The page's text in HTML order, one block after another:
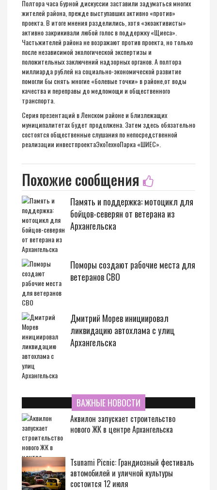
Полтора часа бурной дискуссии заставили задуматьсямногих
жителей района, прежде выступавших активно «против»
проекта. В итоге мнения разделились , хотя «экоактивисты»
активнозакрикивали любой голос в поддержку «Щиеса»
Частьжителей района не возражают против проекта , но только
после независимой экологической экспертизы и
положительных заключений надзорных органов. Аполтора
миллиарда рублей на социально-экономической развитие
помогли бы снять многие «болевыеточки» в районе,от воды
качестваи переправы до медпомощи и общественного
транспорта.
Серия презентаций в Ленском районе и близлежащих
муниципалитетах будет продолжена. Затем здесь обязательно
состоятся общественные слушания понепосредственной
реализации инвестпроектаЭкоТехноПарка«ШИЕС».
Похожие сообщения
Память и поддержка: мотоцикл для
бойцов-северян от ветерана из
Архангельска
Поморы создают рабочие места для
ветеранов СВО
Дмитрий Морев инициировал
ликвидацию автохлама с улиц
Архангельска
ВАЖНЫЕ НОВОСТИ
Аквилон запускает строительство
нового ЖК в центре Архангельска
Tsunami Picnic: Грандиозный фестиваль
автомобилей и уличной культуры
состоится 12 июля